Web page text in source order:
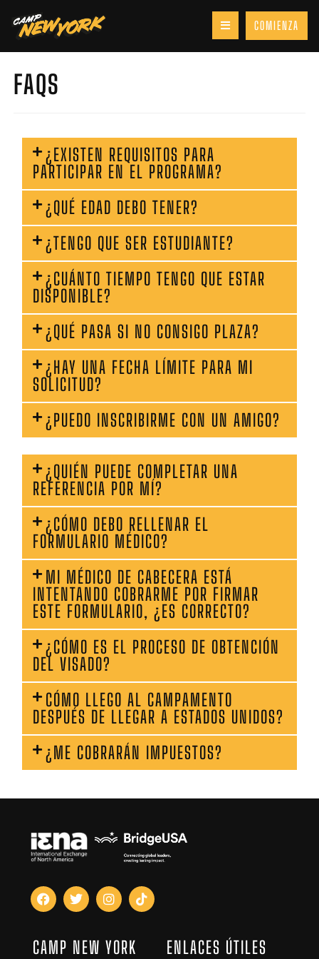
COMIENZA
FAQS
¿EXISTEN REQUISITOS PARA
PARTICIPAR EN EL PROGRAMA?
¿QUÉ EDAD DEBO TENER?
¿TENGO QUE SER ESTUDIANTE?
¿CUÁNTO TIEMPO TENGO QUE ESTAR
DISPONIBLE?
¿QUÉ PASA SI NO CONSIGO PLAZA?
¿HAY UNA FECHA LÍMITE PARA MI
SOLICITUD?
¿PUEDO INSCRIBIRME CON UN AMIGO?
¿QUIÉN PUEDE COMPLETAR UNA
REFERENCIA POR MÍ?
¿CÓMO DEBO RELLENAR EL
FORMULARIO MÉDICO?
MI MÉDICO DE CABECERA ESTÁ
INTENTANDO COBRARME POR FIRMAR
ESTE FORMULARIO, ¿ES CORRECTO?
¿CÓMO ES EL PROCESO DE OBTENCIÓN
DEL VISADO?
CÓMO LLEGO AL CAMPAMENTO
DESPUÉS DE LLEGAR A ESTADOS UNIDOS?
¿ME COBRARÁN IMPUESTOS?
CAMP NEW YORK ENLACES ÚTILES